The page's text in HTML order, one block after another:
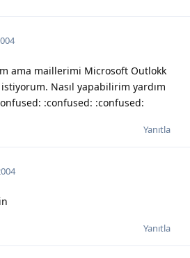
ama maillerimi Microsoft Outlokk
Nasıl yapabilirim yardım
:confused: :confused:
Yanıtla
Yanıtla